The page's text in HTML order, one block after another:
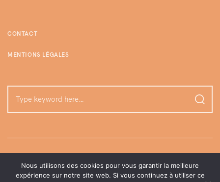
CONTACT
MENTIONS LÉGALES
Nous utilisons des cookies pour vous garantir la meilleure
expérience sur notre site web. Si vous continuez à utiliser ce